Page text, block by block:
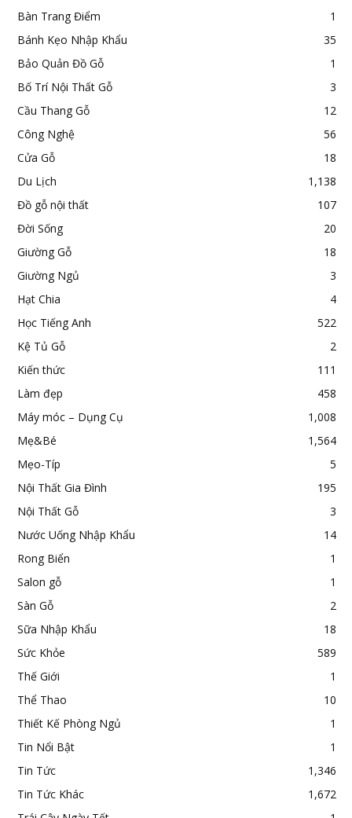
Bàn Trang Điểm
1
Bánh Kẹo Nhập Khẩu
35
Bảo Quản Đồ Gỗ
1
Bố Trí Nội Thất Gỗ
3
Cầu Thang Gỗ
12
Công Nghệ
56
Cửa Gỗ
18
Du Lịch
1,138
Đồ gỗ nội thất
107
Đời Sống
20
Giường Gỗ
18
Giường Ngủ
3
Hạt Chia
4
Học Tiếng Anh
522
Kệ Tủ Gỗ
2
Kiến thức
111
Làm đẹp
458
Máy móc – Dụng Cụ
1,008
Mẹ&Bé
1,564
Mẹo-Típ
5
Nội Thất Gia Đình
195
Nội Thất Gỗ
3
Nước Uống Nhập Khẩu
14
Rong Biển
1
Salon gỗ
1
Sàn Gỗ
2
Sữa Nhập Khẩu
18
Sức Khỏe
589
Thế Giới
1
Thể Thao
10
Thiết Kế Phòng Ngủ
1
Tin Nổi Bật
1
Tin Tức
1,346
Tin Tức Khác
1,672